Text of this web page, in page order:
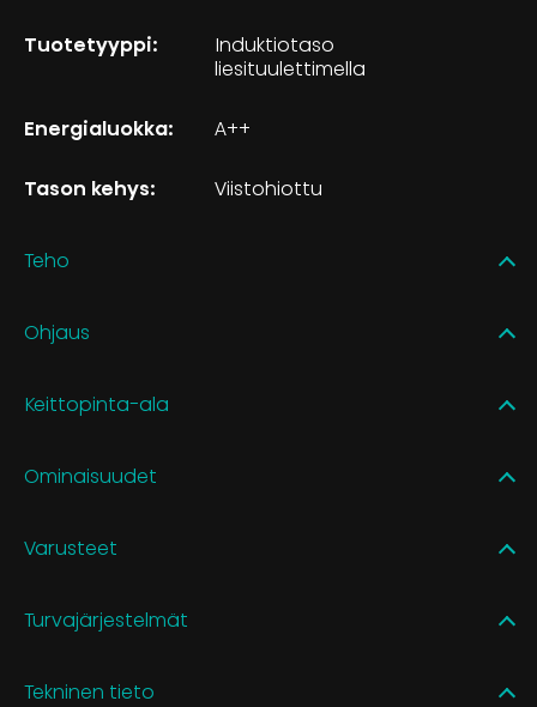
Tuotetyyppi:
Induktiotaso
liesituulettimella
Energialuokka: A++
Tason kehys: Viistohiottu
Teho
Ohjaus
Keittopinta-ala
Ominaisuudet
Varusteet
Turvajärjestelmät
Tekninen tieto